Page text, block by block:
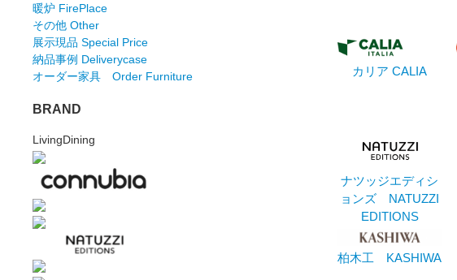
カリア CALIA
ナツッジエディシ
ョンズ NATUZZI
EDITIONS
柏木工 KASHIWA
暖炉 FirePlace
その他 Other
展示現品 Special Price
納品事例 Deliverycase
オーダー家具 Order Furniture
BRAND
LivingDining